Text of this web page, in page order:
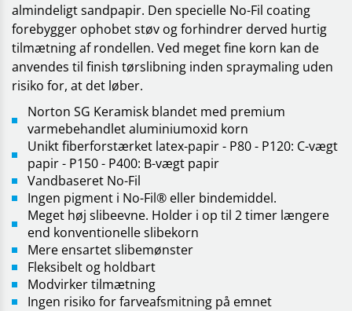
almindeligt sandpapir. Den specielle No-Fil coating
forebygger ophobet støv og forhindrer derved hurtig
tilmætning af rondellen. Ved meget fine korn kan de
anvendes til finish tørslibning inden spraymaling uden
risiko for, at det løber.
Norton SG Keramisk blandet med premium
varmebehandlet aluminiumoxid korn
Unikt fiberforstærket latex-papir - P80 - P120: C-vægt
papir - P150 - P400: B-vægt papir
Vandbaseret No-Fil
Ingen pigment i No-Fil® eller bindemiddel.
Meget høj slibeevne. Holder i op til 2 timer længere
end konventionelle slibekorn
Mere ensartet slibemønster
Fleksibelt og holdbart
Modvirker tilmætning
Ingen risiko for farveafsmitning på emnet